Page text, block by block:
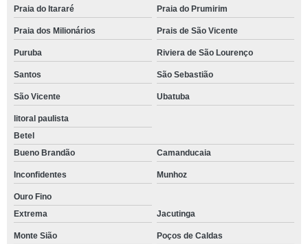
Praia do Itararé Praia do Prumirim
Praia dos Milionários Prais de São Vicente
Puruba Riviera de São Lourenço
Santos São Sebastião
São Vicente Ubatuba
litoral paulista
Betel
Bueno Brandão
Camanducaia
Inconfidentes Munhoz
Ouro Fino
Extrema
Jacutinga
Monte Sião
Poços de Caldas